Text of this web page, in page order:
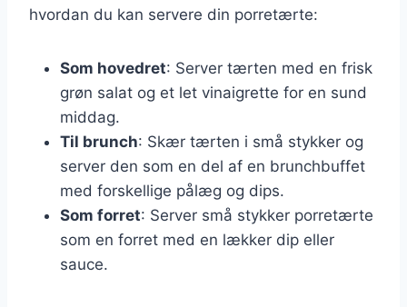
hvordan du kan servere din porretærte:
Som hovedret: Server tærten med en frisk
grøn salat og et let vinaigrette for en sund
middag.
Til brunch: Skær tærten i små stykker og
server den som en del af en brunchbuffet
med forskellige pålæg og dips.
Som forret: Server små stykker porretærte
som en forret med en lækker dip eller
sauce.